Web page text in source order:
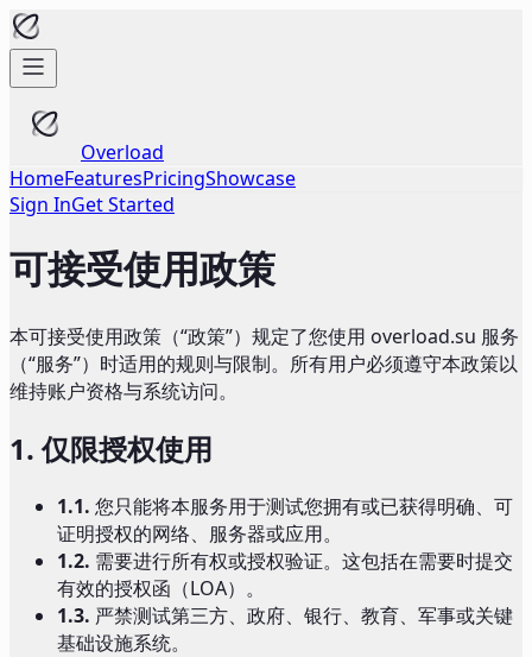
Overload
HomeFeaturesPricingShowcase
Sign InGet Started
可接受使用政策
本可接受使用政策（“政策”）规定了您使用 overload.su 服务
（“服务”）时适用的规则与限制。所有用户必须遵守本政策以
维持账户资格与系统访问。
1.仅限授权使用
1.1. 您只能将本服务用于测试您拥有或已获得明确、可
证明授权的网络、服务器或应用。
1.2. 需要进行所有权或授权验证。这包括在需要时提交
有效的授权函（LOA）。
1.3. 严禁测试第三方、政府、银行、教育、军事或关键
基础设施系统。